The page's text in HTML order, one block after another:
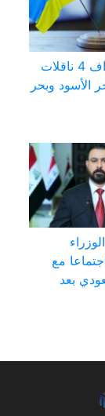
أوكرانيا: استهداف 4 ناقلات
الأسود وبحر
مع
بعد